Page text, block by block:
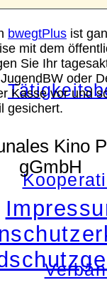
bwegtPlus ist
mit dem
Sie Ihr
oder
Kasse vor und
gesichert.
Kino
gGmbH